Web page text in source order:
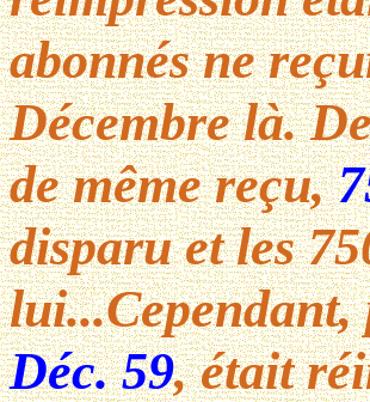
abonnés ne
Décembre là.
de même reçu,
disparu et les
Déc. 59, était